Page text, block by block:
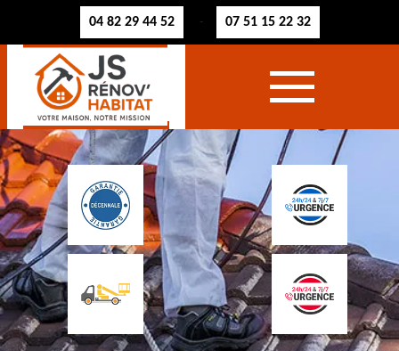
04 82 29 44 52 - 07 51 15 22 32